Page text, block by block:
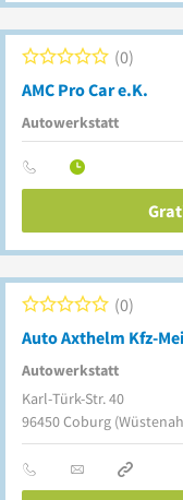
AMC Pro Car e.K.
Autowerkstatt
0
Auto Axthelm Kfz-
Autowerkstatt
0
Karl-Türk-Str. 40
96450Coburg